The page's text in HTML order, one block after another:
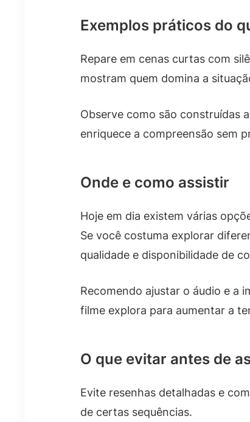
Exemplos práticos do
Repare em cenas curtas com
mostram quem domina a
Observe como são construídas
enriquece a compreensão sem
Onde e como assistir
Hoje em dia existem várias
Se você costuma explorar
qualidade e disponibilidade de
Recomendo ajustar o áudio e a
filme explora para aumentar a
O que evitar antes de
Evite resenhas detalhadas e
de certas sequências.